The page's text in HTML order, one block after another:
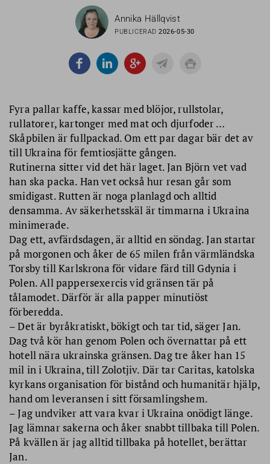
Annika Hällqvist
PUBLICERAD2026-05-30
Fyra pallar kaffe, kassar med blöjor, rullstolar,
rullatorer, kartonger med mat och djurfoder …
Skåpbilen är fullpackad. Om ett par dagar bär det av
till Ukraina för femtiosjätte gången.
Rutinerna sitter vid det här laget. Jan Björn vet vad
han ska packa. Han vet också hur resan går som
smidigast. Rutten är noga planlagd och alltid
densamma. Av säkerhetsskäl är timmarna i Ukraina
minimerade.
Dag ett, avfärdsdagen, är alltid en söndag. Jan startar
på morgonen och åker de 65 milen från värmländska
Torsby till Karlskrona för vidare färd till Gdynia i
Polen. All pappersexercis vid gränsen tär på
tålamodet. Därför är alla papper minutiöst
förberedda.
– Det är byråkratiskt, bökigt och tar tid, säger Jan.
Dag två kör han genom Polen och övernattar på ett
hotell nära ukrainska gränsen. Dag tre åker han 15
mil in i Ukraina, till Zolotjiv. Där tar Caritas, katolska
kyrkans organisation för bistånd och humanitär hjälp,
hand om leveransen i sitt församlingshem.
– Jag undviker att vara kvar i Ukraina onödigt länge.
Jag lämnar sakerna och åker snabbt tillbaka till Polen.
På kvällen är jag alltid tillbaka på hotellet, berättar
Jan.